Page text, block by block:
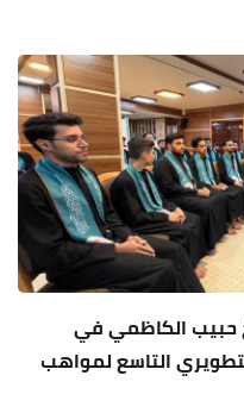
حبيب الكاظمي في
التاسع لمواهب